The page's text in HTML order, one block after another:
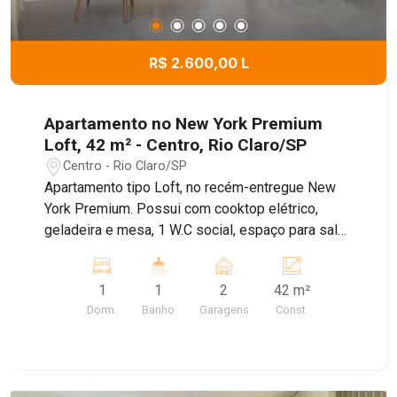
condicionados já instalados proporcionam ainda
mais conforto. O apartamento dispõe de seis
vagas de garagem, um verdadeiro privilégio para
quem valoriza praticidade e comodidade no dia a
surpreenda-se com este loft extraordinário.
R$ 2.600,00 L
Apartamento no New York Premium
Loft, 42 m² - Centro, Rio Claro/SP
Centro - Rio Claro/SP
Apartamento tipo Loft, no recém-entregue New
York Premium. Possui com cooktop elétrico,
geladeira e mesa, 1 W.C social, espaço para sala
guarda-roupa e 2 vagas de garagem.
1
Dorm.
1
Banho
2
Garagens
42 m²
Const.